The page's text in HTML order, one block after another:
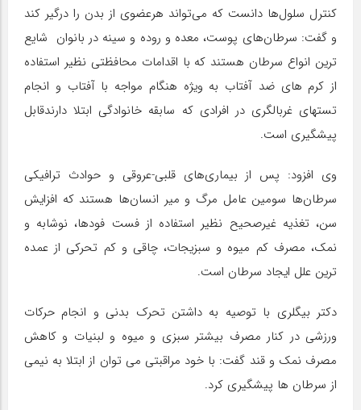
کنترل سلول‌ها دانست که می‌تواند هرعضوی از بدن را درگیر کند
و گفت: سرطان‌های پوست، معده و روده و سینه در بانوان شایع
ترین انواع سرطان هستند که با اقدامات محافظتی نظیر استفاده
از کرم های ضد آفتاب به ویژه هنگام مواجه با آفتاب و انجام
تستهای غربالگری در افرادی که سابقه خانوادگی ابتلا دارندقابل
پیشگیری است.
وی افزود: پس از بیماری‌های قلبی-عروقی و حوادث ترافیکی
سرطان‌ها سومین عامل مرگ و میر انسان‌ها هستند که افزایش
سن، تغذیه غیرصحیح نظیر استفاده از فست فودها، نوشابه و
نمک، مصرف کم میوه و سبزیجات، چاقی و کم تحرکی از عمده
ترین علل ایجاد سرطان است.
دکتر بیگلری با توصیه به داشتن تحرک بدنی و انجام حرکات
ورزشی در کنار مصرف بیشتر سبزی و میوه و لبنیات و کاهش
مصرف نمک و قند گفت: با خود مراقبتی می توان از ابتلا به نیمی
از سرطان ها پیشگیری کرد.